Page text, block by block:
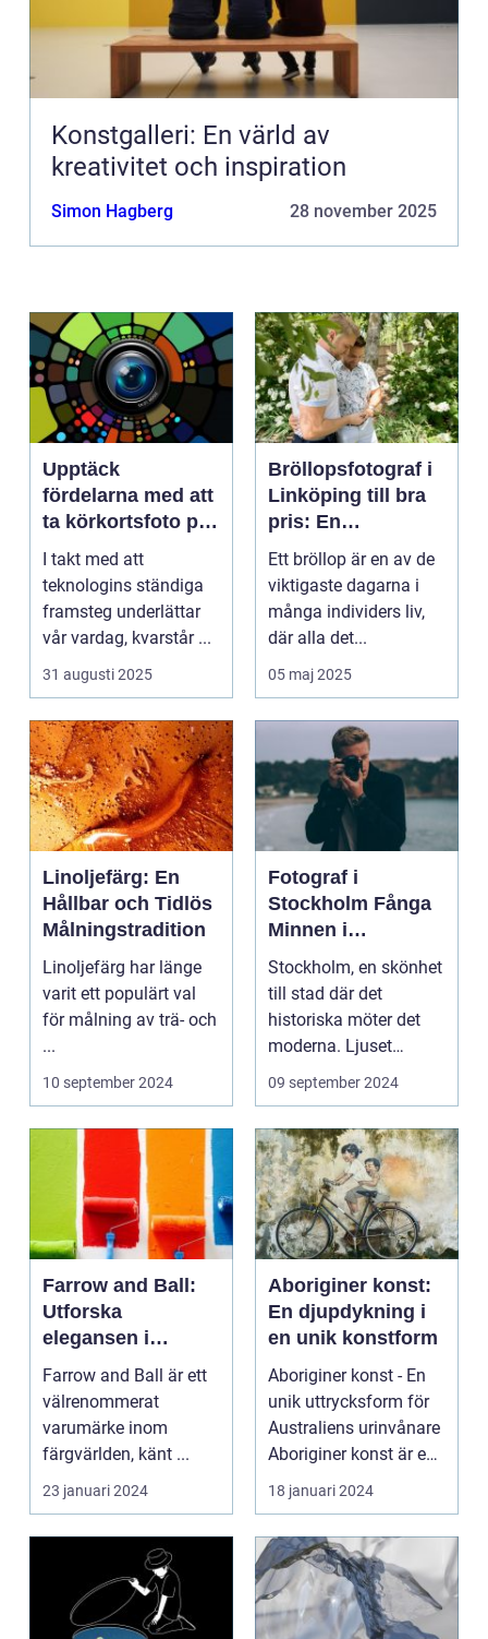
Konstgalleri: En värld av
kreativitet och inspiration
Simon Hagberg 28 november 2025
Upptäck
fördelarna med att
ta körkortsfoto på
Östermalm
I takt med att
teknologins ständiga
framsteg underlättar
vår vardag, kvarstår ...
31 augusti 2025
Bröllopsfotograf i
Linköping till bra
pris: En
nyckelspelare för
oförglömliga
minnen
Ett bröllop är en av de
viktigaste dagarna i
många individers liv,
där alla det...
05 maj 2025
Linoljefärg: En
Hållbar och Tidlös
Målningstradition
Linoljefärg har länge
varit ett populärt val
för målning av trä- och
...
10 september 2024
Fotograf i
Stockholm Fånga
Minnen i
Huvudstaden
Stockholm, en skönhet
till stad där det
historiska möter det
moderna. Ljuset
reflekte...
09 september 2024
Farrow and Ball:
Utforska
elegansen i
varumärkets färger
Farrow and Ball är ett
välrenommerat
varumärke inom
färgvärlden, känt ...
23 januari 2024
Aboriginer konst:
En djupdykning i
en unik konstform
Aboriginer konst - En
unik uttrycksform för
Australiens urinvånare
Aboriginer konst är en
konstform...
18 januari 2024